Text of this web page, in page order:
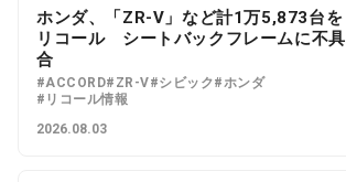
ホンダ、「ZR-V」など計1万5,873台を
リコール シートバックフレームに不具
合
#ACCORD#ZR-V#シビック#ホンダ
#リコール情報
2026.08.03